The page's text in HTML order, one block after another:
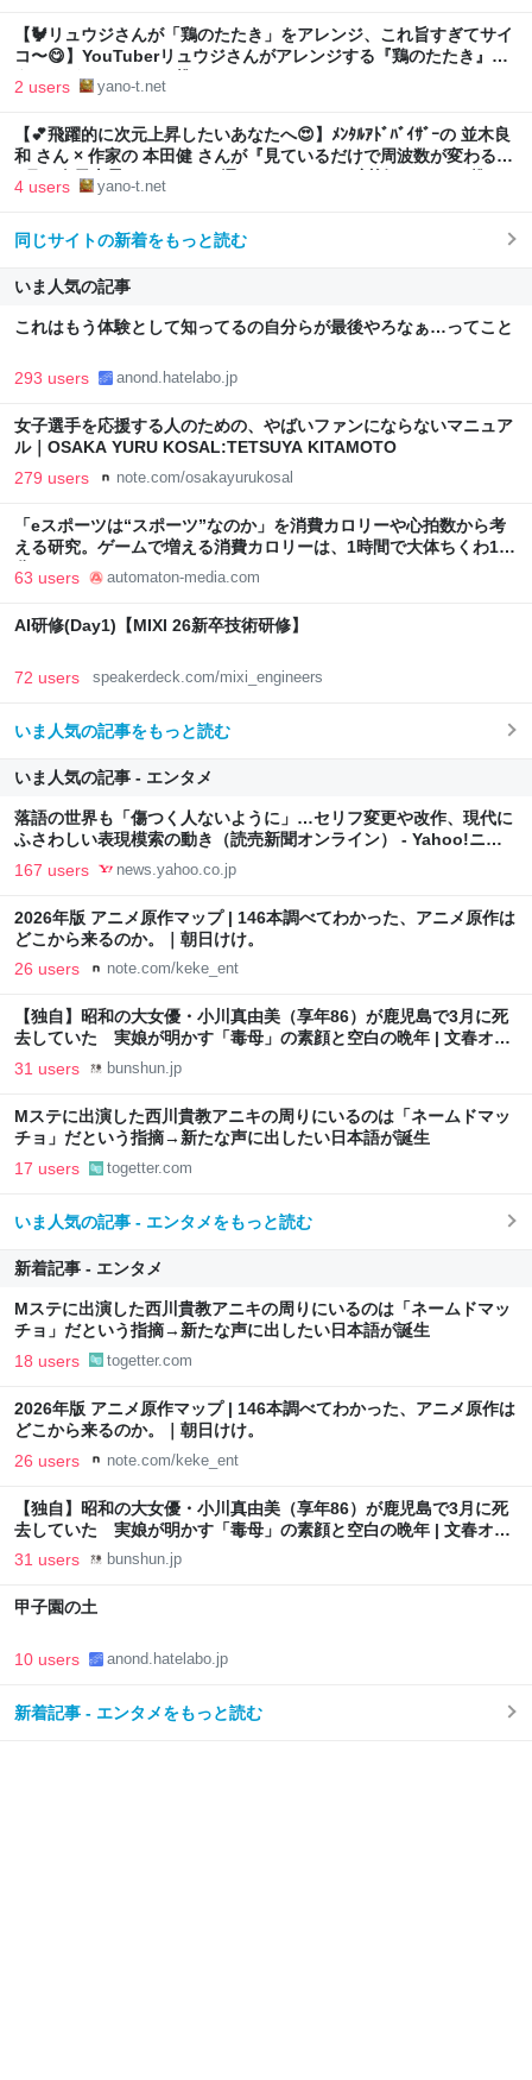
【🐓リュウジさんが「鶏のたたき」をアレンジ、これ旨すぎてサイ
コ〜😋】YouTuberリュウジさんがアレンジする『鶏のたたき』、
うますぎ〜⁉️≪めちゃ推しYouTube≫ - YANO-T’ｓ blog
2 users yano-t.net
【💕飛躍的に次元上昇したいあなたへ😍】ﾒﾝﾀﾙｱﾄﾞﾊﾞｲｻﾞｰの 並木良
和 さん × 作家の 本田健 さんが『見ているだけで周波数が変わる！
8月の次元上昇アクション 4選』をYouTubeで対談⁉️≪めちゃ推し
スピ系YouTube≫ - YANO-T’ｓ blog
4 users yano-t.net
同じサイトの新着をもっと読む
いま人気の記事
これはもう体験として知ってるの自分らが最後やろなぁ…ってこと
293 users anond.hatelabo.jp
女子選手を応援する人のための、やばいファンにならないマニュア
ル｜OSAKA YURU KOSAL:TETSUYA KITAMOTO
279 users note.com/osakayurukosal
「eスポーツは“スポーツ”なのか」を消費カロリーや心拍数から考
える研究。ゲームで増える消費カロリーは、1時間で大体ちくわ1本
分 - AUTOMATON
63 users automaton-media.com
AI研修(Day1)【MIXI 26新卒技術研修】
72 users speakerdeck.com/mixi_engineers
いま人気の記事をもっと読む
いま人気の記事 - エンタメ
落語の世界も「傷つく人ないように」…セリフ変更や改作、現代に
ふさわしい表現模索の動き（読売新聞オンライン） - Yahoo!ニュ
ース
167 users news.yahoo.co.jp
2026年版 アニメ原作マップ | 146本調べてわかった、アニメ原作は
どこから来るのか。｜朝日けけ。
26 users note.com/keke_ent
【独自】昭和の大女優・小川真由美（享年86）が鹿児島で3月に死
去していた 実娘が明かす「毒母」の素顔と空白の晩年 | 文春オン
ライン
31 users bunshun.jp
Mステに出演した西川貴教アニキの周りにいるのは「ネームドマッ
チョ」だという指摘→新たな声に出したい日本語が誕生
17 users togetter.com
いま人気の記事 - エンタメをもっと読む
新着記事 - エンタメ
Mステに出演した西川貴教アニキの周りにいるのは「ネームドマッ
チョ」だという指摘→新たな声に出したい日本語が誕生
18 users togetter.com
2026年版 アニメ原作マップ | 146本調べてわかった、アニメ原作は
どこから来るのか。｜朝日けけ。
26 users note.com/keke_ent
【独自】昭和の大女優・小川真由美（享年86）が鹿児島で3月に死
去していた 実娘が明かす「毒母」の素顔と空白の晩年 | 文春オン
ライン
31 users bunshun.jp
甲子園の土
10 users anond.hatelabo.jp
新着記事 - エンタメをもっと読む